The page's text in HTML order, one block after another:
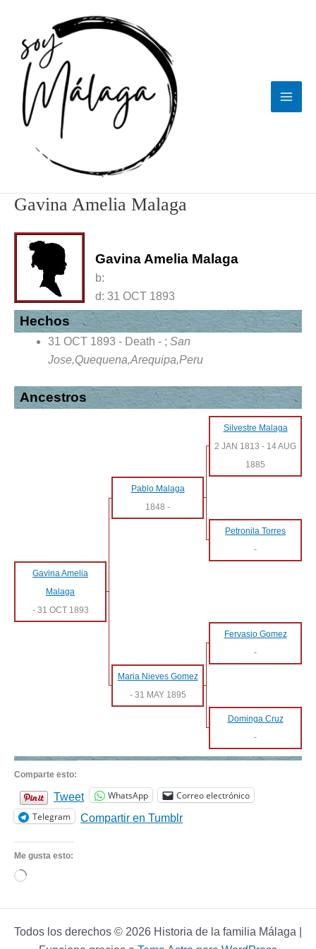
contenido
Gavina Amelia Malaga
Gavina Amelia Malaga
b:
d: 31 OCT 1893
Hechos
31 OCT 1893 - Death - ; San
Jose,Quequena,Arequipa,Peru
Ancestros
Silvestre Malaga
2 JAN 1813 - 14 AUG
1885
Pablo Malaga
1848 -
Petronila Torres
-
Gavina Amelia
Malaga
- 31 OCT 1893
Fervasio Gomez
-
Maria Nieves Gomez
- 31 MAY 1895
Dominga Cruz
-
Comparte esto:
Tweet WhatsApp
Correo electrónico
Telegram
Compartir en Tumblr
Me gusta esto:
Cargando...
Todos los derechos © 2026 Historia de la familia Málaga |